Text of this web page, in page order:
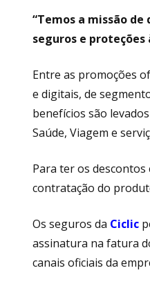
“Temos a missão
seguros e proteções
Entre as promoções
e digitais, de
benefícios são
Saúde, Viagem e
Para ter os
contratação do
Os seguros da Ciclic
assinatura na fatura
canais oficiais da